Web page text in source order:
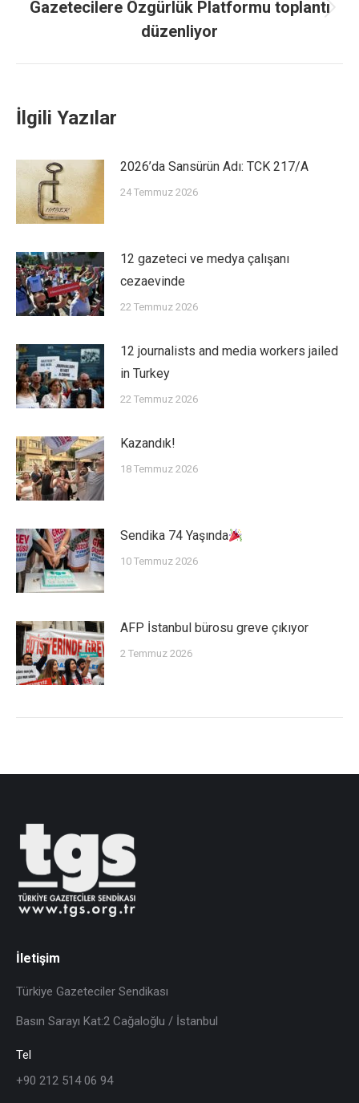
Gazetecilere Özgürlük Platformu toplantı
düzenliyor
İlgili Yazılar
2026’da Sansürün Adı: TCK 217/A
24 Temmuz 2026
12 gazeteci ve medya çalışanı
cezaevinde
22 Temmuz 2026
12 journalists and media workers jailed
in Turkey
22 Temmuz 2026
Kazandık!
18 Temmuz 2026
Sendika 74 Yaşında
10 Temmuz 2026
AFP İstanbul bürosu greve çıkıyor
2 Temmuz 2026
İletişim
Türkiye Gazeteciler Sendikası
Basın Sarayı Kat:2 Cağaloğlu / İstanbul
Tel
+90 212 514 06 94